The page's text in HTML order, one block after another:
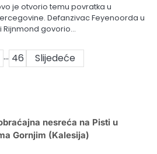
je otvorio temu povratka u
Defanzivac Feyenoorda u
Rijnmond govorio…
… 46 Slijedeće
nesreća na Pisti u
Gornjim (Kalesija)